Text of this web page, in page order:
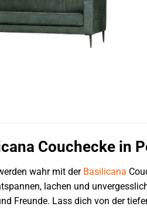
Couchecke in
wahr mit der Basilicana
lachen und
Freunde. Lass dich von der